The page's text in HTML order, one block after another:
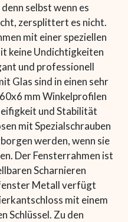
selbst wenn es
zersplittert es nicht.
mit einer speziellen
keine Undichtigkeiten
und professionell
Glas sind in einen sehr
mm Winkelprofilen
und Stabilität
mit Spezialschrauben
werden, wenn sie
Der Fensterrahmen ist
Scharnieren
Metall verfügt
mit einem
Schlüssel. Zu den